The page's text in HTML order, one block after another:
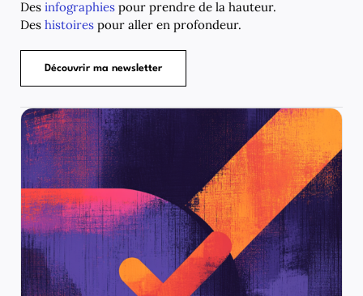
Des infographies pour prendre de la hauteur.
Des histoires pour aller en profondeur.
Découvrir ma newsletter